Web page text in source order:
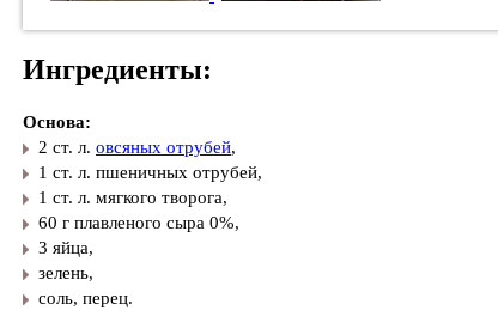
Ингредиенты:
Основа:
2 ст. л. овсяных отрубей,
1 ст. л. пшеничных отрубей,
1 ст. л. мягкого творога,
60 г плавленого сыра 0%,
3 яйца,
зелень,
соль, перец.